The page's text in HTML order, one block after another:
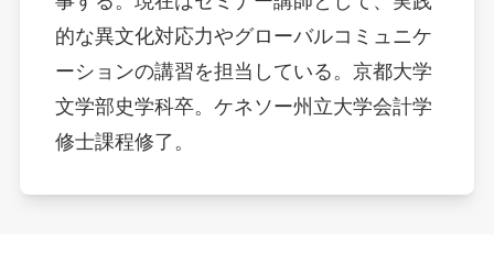
的な異文化対応力やグローバルコミュニケ
ーションの講習を担当している。京都大学
文学部史学科卒。ケネソー州立大学会計学
修士課程修了。